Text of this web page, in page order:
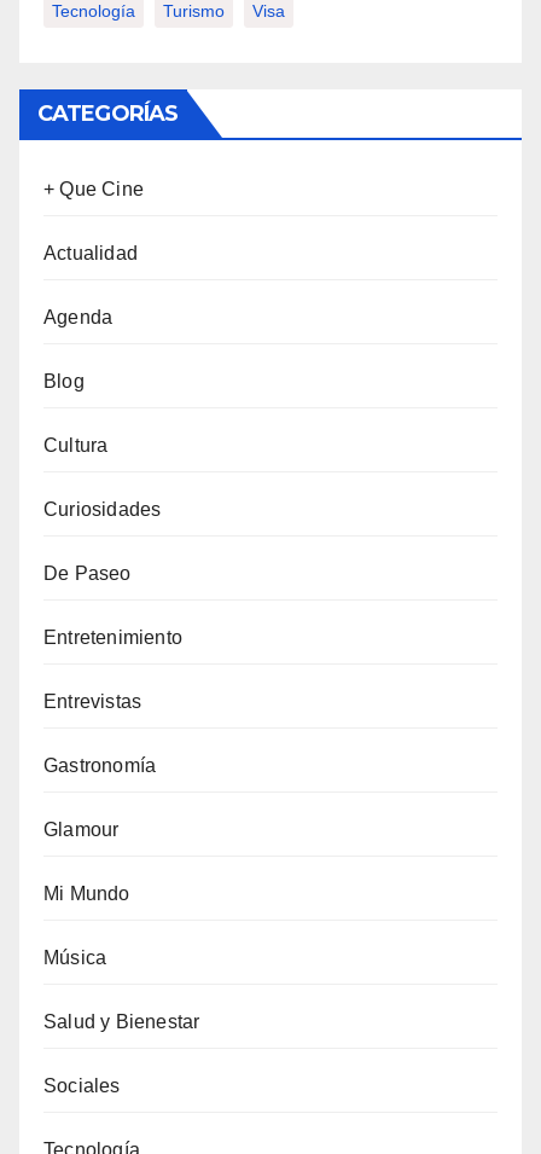
Tecnología Turismo Visa
CATEGORÍAS
+ Que Cine
Actualidad
Agenda
Blog
Cultura
Curiosidades
De Paseo
Entretenimiento
Entrevistas
Gastronomía
Glamour
Mi Mundo
Música
Salud y Bienestar
Sociales
Tecnología